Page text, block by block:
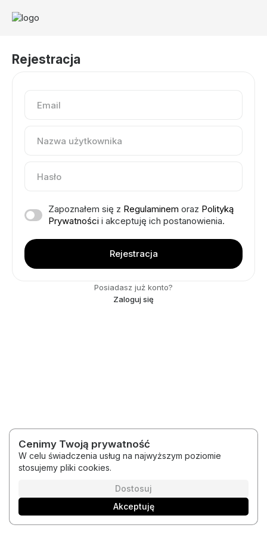
Rejestracja
Zapoznałem się z Regulaminem oraz Polityką
Prywatności i akceptuję ich postanowienia.
Posiadasz już konto?
Zaloguj się
RegulaminPolityka prywatności
Cenimy Twoją prywatność
W celu świadczenia usług na najwyższym poziomie
stosujemy pliki cookies.
Dostosuj
Akceptuję